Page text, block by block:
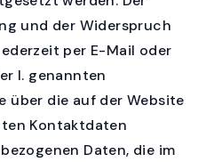
und der Widerspruch
per E-Mail oder
I. genannten
über die auf der Website
Kontaktdaten
Daten, die im